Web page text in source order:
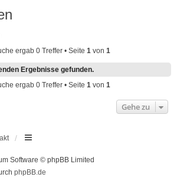
ergab 0 Treffer • Seite 1von 1
Ergebnisse gefunden.
ergab 0 Treffer • Seite 1von 1
Gehe zu
Software © phpBB Limited
phpBB.de